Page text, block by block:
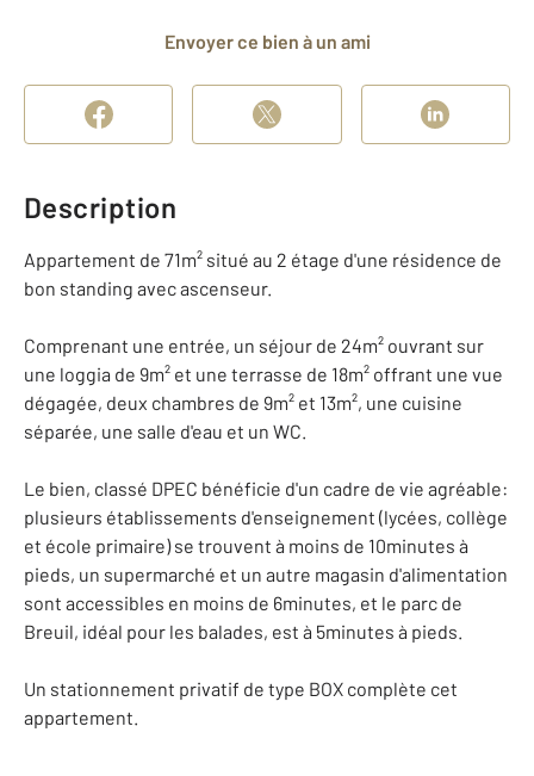
Envoyer ce bien à un ami
Description
Appartement de 71m² situé au 2 étage d'une résidence de
bon standing avec ascenseur.
Comprenant une entrée, un séjour de 24m² ouvrant sur
une loggia de 9m² et une terrasse de 18m² offrant une vue
dégagée, deux chambres de 9m² et 13m², une cuisine
séparée, une salle d'eau et un WC.
Le bien, classé DPEC bénéficie d'un cadre de vie agréable:
plusieurs établissements d'enseignement (lycées, collège
et école primaire) se trouvent à moins de 10minutes à
pieds, un supermarché et un autre magasin d'alimentation
sont accessibles en moins de 6minutes, et le parc de
Breuil, idéal pour les balades, est à 5minutes à pieds.
Un stationnement privatif de type BOX complète cet
appartement.